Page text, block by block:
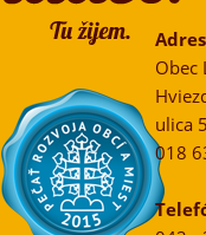
Obec
ulica
018